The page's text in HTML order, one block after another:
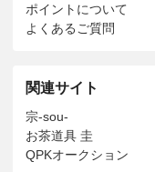
ポイントについて
よくあるご質問
関連サイト
宗-sou-
お茶道具 圭
QPKオークション